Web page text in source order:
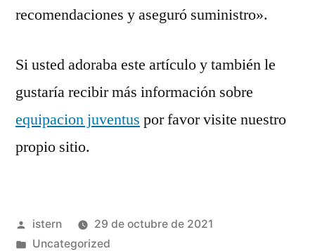
recomendaciones y aseguró suministro».
Si usted adoraba este artículo y también le
gustaría recibir más información sobre
equipacion juventus por favor visite nuestro
propio sitio.
Publicado
por
istern
29 de octubre de 2021
Publicado
Uncategorized